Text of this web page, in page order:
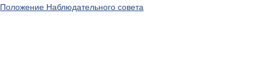
Положение Наблюдательного совета